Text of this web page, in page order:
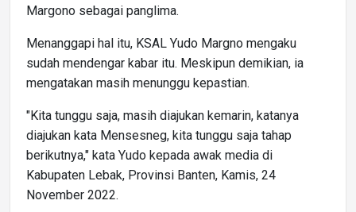
Margono sebagai panglima.
Menanggapi hal itu, KSAL Yudo Margno mengaku
sudah mendengar kabar itu. Meskipun demikian, ia
mengatakan masih menunggu kepastian.
"Kita tunggu saja, masih diajukan kemarin, katanya
diajukan kata Mensesneg, kita tunggu saja tahap
berikutnya," kata Yudo kepada awak media di
Kabupaten Lebak, Provinsi Banten, Kamis, 24
November 2022.